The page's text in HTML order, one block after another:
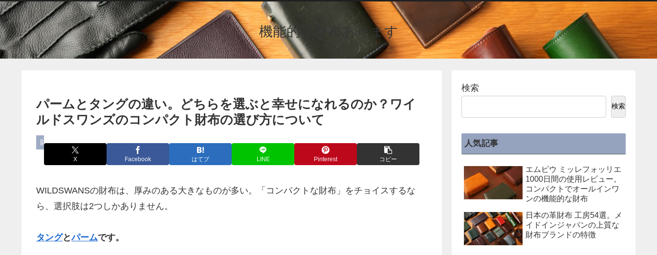
機能的な財布あります
パームとタングの違い。どちらを選ぶと幸せになれるのか？ワイ
ルドスワンズのコンパクト財布の選び方について
財布
X Facebook はてブ LINE Pinterest コピー
WILDSWANSの財布は、厚みのある大きなものが多い。「コンパクトな財布」をチョイスするな
ら、選択肢は2つしかありません。
タングとパームです。
検索
検索
人気記事
エムピウ ミッレフォッリエ
1000日間の使用レビュー。
コンパクトでオールインワ
ンの機能的な財布
日本の革財布 工房54選。メ
イドインジャパンの上質な
財布ブランドの特徴